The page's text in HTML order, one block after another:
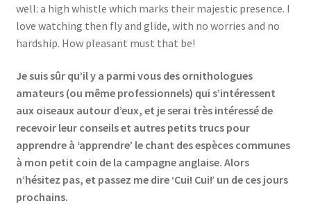
well: a high whistle which marks their majestic presence. I
love watching then fly and glide, with no worries and no
hardship. How pleasant must that be!
Je suis sûr qu’il y a parmi vous des ornithologues
amateurs (ou même professionnels) qui s’intéressent
aux oiseaux autour d’eux, et je serai très intéressé de
recevoir leur conseils et autres petits trucs pour
apprendre à ‘apprendre’ le chant des espèces communes
à mon petit coin de la campagne anglaise. Alors
n’hésitez pas, et passez me dire ‘Cui! Cui!’ un de ces jours
prochains.